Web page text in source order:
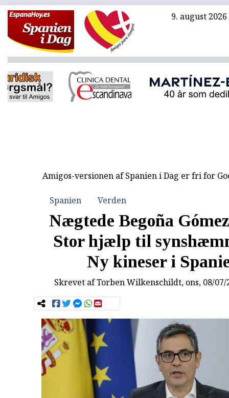
9. august 2026
Amigos-versionen af Spanien i Dag er fri for
Spanien Verden
Nægtede Begoña
Stor hjælp til
Ny kineser i
Skrevet afTorben Wilkenschildt, ons, 08/